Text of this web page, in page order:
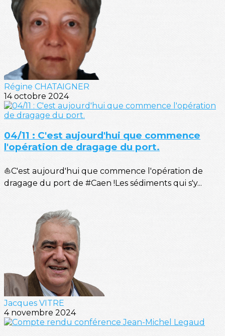
Régine CHATAIGNER
14 octobre 2024
04/11 : C'est aujourd'hui que commence
l'opération de dragage du port.
⛵C'est aujourd'hui que commence l'opération de
dragage du port de #Caen !Les sédiments qui s'y...
Jacques VITRE
4 novembre 2024